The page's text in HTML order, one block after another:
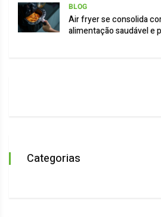
BLOG
Air fryer se consolida
alimentação saudável e
Categorias